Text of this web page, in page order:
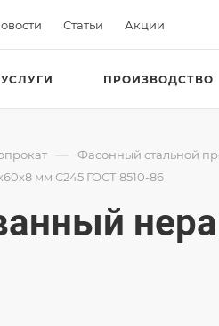
Статьи Акции
УСЛУГИ ПРОИЗВОДСТВО
— Фасонный стальной
мм С245 ГОСТ 8510-86